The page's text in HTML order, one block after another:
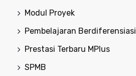
Modul Proyek
Pembelajaran Berdiferensiasi
Prestasi Terbaru MPlus
SPMB